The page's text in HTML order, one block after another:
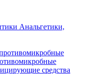
Анальгетики,